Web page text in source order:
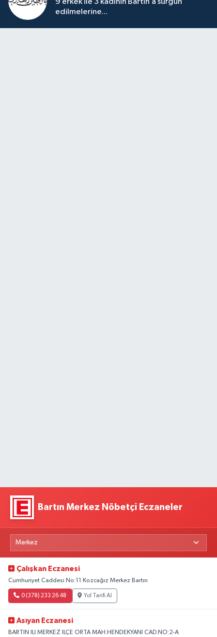
9 erkek ile 3 kadının Bartın’a sürgün
edilmelerine...
Bartın Merkez Nöbetçi Eczaneler
Çalışkan Eczanesi
Cumhuriyet Caddesi No:11 Kozcağız Merkez Bartın
0 (378) 233 26 48 Yol Tarifi Al
Asıyan Eczanesi
BARTIN ILI MERKEZ ILÇE ORTA MAH.HENDEKYANI CAD.NO:2-A